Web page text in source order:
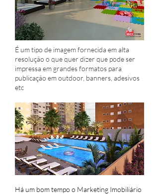
É um tipo de imagem fornecida em alta
resolução o que quer dizer que pode ser
impressa em grandes formatos para
publicação em outdoor, banners, adesivos
etc
Há um bom tempo o Marketing Imobiliário